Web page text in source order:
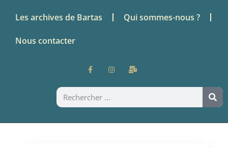
Les archives de Bartas Qui sommes-nous ?
Nous contacter